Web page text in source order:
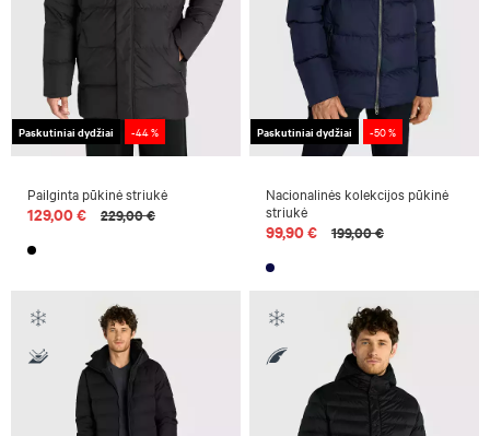
Paskutiniai dydžiai -44 %
Pailginta pūkinė striukė
129,00 € 229,00 €
Paskutiniai dydžiai -50 %
Nacionalinės kolekcijos pūkinė
striukė
99,90 € 199,00 €